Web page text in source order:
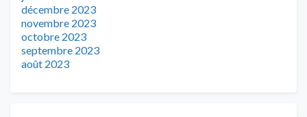
décembre 2023
novembre 2023
octobre 2023
septembre 2023
août 2023